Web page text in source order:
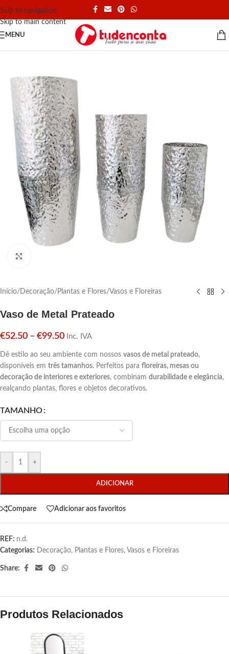
Skip to navigation
Skip to main content
MENU
Início/ Decoração/ Plantas e Flores/Vasos e Floreiras
Vaso de Metal Prateado
€52.50 – €99.50 Inc. IVA
Dê estilo ao seu ambiente com nossos vasos de metal prateado,
disponíveis em três tamanhos. Perfeitos para floreiras, mesas ou
decoração de interiores e exteriores, combinam durabilidade e elegância,
realçando plantas, flores e objetos decorativos.
TAMANHO
- +
ADICIONAR
Compare Adicionar aos favoritos
REF: n.d.
Categorias: Decoração, Plantas e Flores, Vasos e Floreiras
Share:
Produtos Relacionados